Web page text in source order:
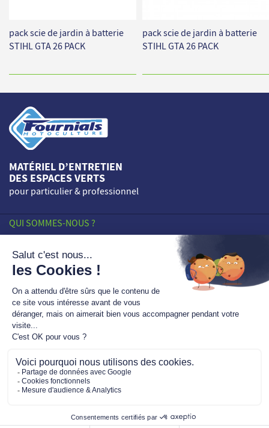
LeCub Cadet LTS S86est disponible au prix
exceptionnel immédiat de1619,10€!
OFFRE HONDA !
Jusqu'à230€ TTC de remise immédiate
sélection de tondeuses Honda jusqu'au 30/10/26 (ou
jusqu'à épuisement des particpations).
3 magasins.
pack scie de jardin à batterie
STIHL GTA 26 PACK
pack scie de jardin à batterie
STIHL GTA 26 PACK
MATÉRIEL D’ENTRETIEN
DES ESPACES VERTS
pour particulier & professionnel
QUI SOMMES-NOUS ?
SAVOIR-FAIRE
ENGAGEMENTS
NOS POINTS DE VENTE
PROFESSIONNELS
ACTUALITÉS
Mentions légales
Vie Privée